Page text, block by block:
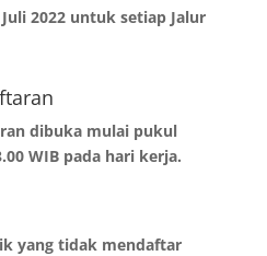
2022 untuk setiap Jalur
dibuka mulai pukul
WIB pada hari kerja.
yang tidak mendaftar